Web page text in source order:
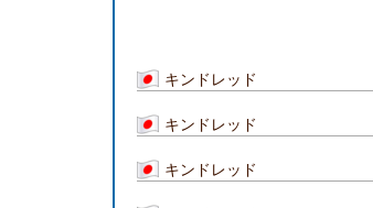
キンドレッド
キンドレッド
キンドレッド